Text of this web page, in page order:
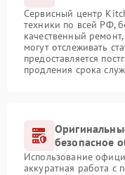
Сервисный центр
техники по всей РФ,
качественный
могут отслеживать
предоставляется
продления срока
безопасное
Использование
аккуратная работа с